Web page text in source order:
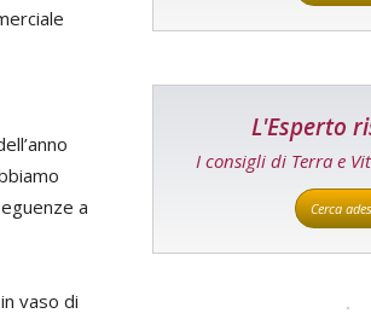
a
vaso di
L'Esperto
I consigli di Terra e
Cerca